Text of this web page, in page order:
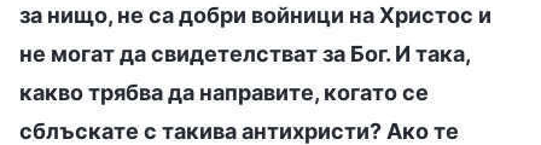
за нищо, не са добри войници на Христос и
не могат да свидетелстват за Бог. И така,
какво трябва да направите, когато се
сблъскате с такива антихристи? Ако те